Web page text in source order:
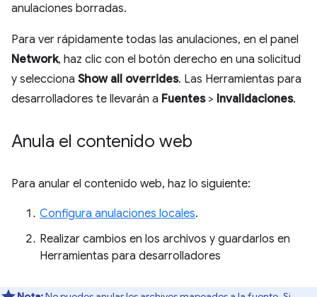
anulaciones borradas.
Para ver rápidamente todas las anulaciones, en el panel
Network, haz clic con el botón derecho en una solicitud
y selecciona Show all overrides. Las Herramientas para
desarrolladores te llevarán a Fuentes> Invalidaciones.
Anula el contenido web
Para anular el contenido web, haz lo siguiente:
Configura anulaciones locales.
Realizar cambios en los archivos y guardarlos en
Herramientas para desarrolladores